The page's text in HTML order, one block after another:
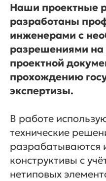
Наши проектные
разработаны
инженерами с
разрешениями на
проектной
прохождению
экспертизы.
В работе
технические
разрабатываются
конструктивы с
нетиповых